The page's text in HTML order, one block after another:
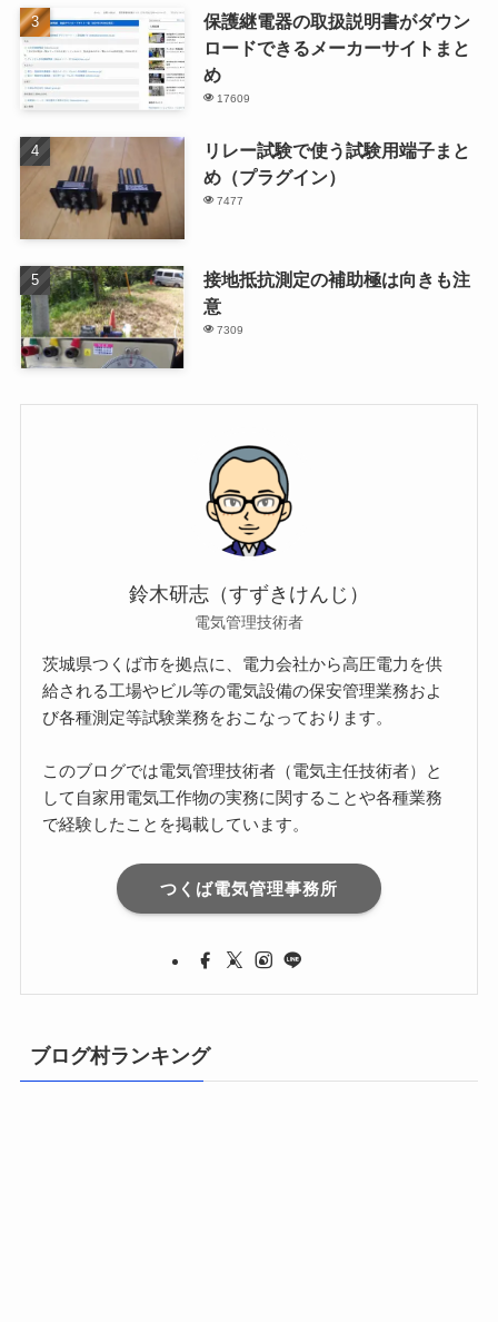
保護継電器の取扱説明書がダウン
ロードできるメーカーサイトまと
め
17609
リレー試験で使う試験用端子まと
め（プラグイン）
7477
接地抵抗測定の補助極は向きも注
意
7309
鈴木研志（すずきけんじ）
電気管理技術者
茨城県つくば市を拠点に、電力会社から高圧電力を供
給される工場やビル等の電気設備の保安管理業務およ
び各種測定等試験業務をおこなっております。
このブログでは電気管理技術者（電気主任技術者）と
して自家用電気工作物の実務に関することや各種業務
で経験したことを掲載しています。
つくば電気管理事務所
ブログ村ランキング